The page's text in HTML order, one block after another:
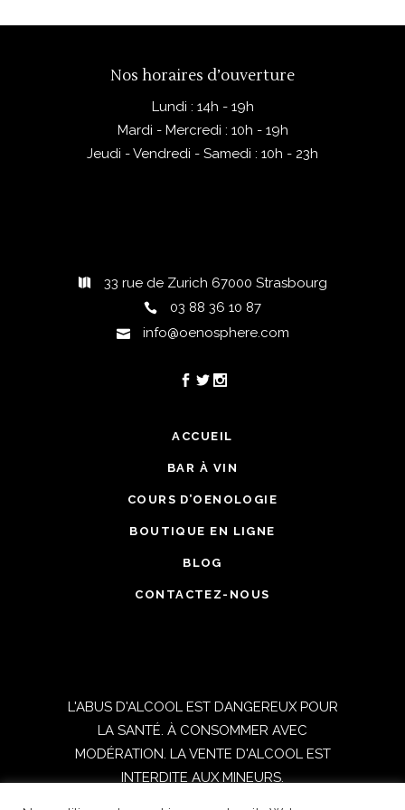
belle tonicité, offrant une
alsacienne, les entrées
convivial en famille, Pierres
de vins blancs d’Alsace à la
recherche d’authenticité et
de finesse.
AJOUTER AU PANIER
Nos horaires d’ouverture
Lundi : 14h - 19h
Mardi - Mercredi : 10h - 19h
Jeudi - Vendredi - Samedi : 10h - 23h
33 rue de Zurich 67000 Strasbourg
03 88 36 10 87
info@oenosphere.com
ACCUEIL
BAR À VIN
COURS D’OENOLOGIE
BOUTIQUE EN LIGNE
BLOG
CONTACTEZ-NOUS
L'ABUS D'ALCOOL EST DANGEREUX POUR
LA SANTÉ. À CONSOMMER AVEC
MODÉRATION. LA VENTE D'ALCOOL EST
INTERDITE AUX MINEURS.